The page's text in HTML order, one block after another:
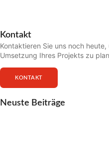
Kontakt
Kontaktieren Sie uns noch
Umsetzung Ihres Projekts zu
KONTAKT
Neuste Beiträge